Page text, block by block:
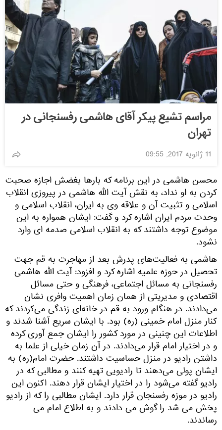
مراسم تشیع پیکر آقای هاشمی رفسنجانی در
تهران
11 ژانویه 2017, 09:55
محسن هاشمی در این برنامه که بارها بغضش اجازه صحبت
کردن به او نداد، به نقش آیت الله هاشمی در پیروزی انقلاب
اسلامی و تثبیت آن و علاقه وی به ایران، انقلاب اسلامی و
وحدت مردم ایران اشاره کرد و گفت: ایشان همواره به این
موضوع توجه داشتند که به انقلاب اسلامی صدمه ای وارد
نشود.
هاشمی به فعالیت‌های پدرش بعد از مهاجرت به قم جهت
تحصیل در حوزه علمیه اشاره کرد و افزود: آیت الله هاشمی
رفسنجانی به مسائل اجتماعی، فرهنگی و حتی مسائل
اقتصادی و مدیریتی از همان زمان اهمیت وافری نشان
می‌دادند. در هنگام ورود به قم در خانه‌ای زندگی می‌کردند که
کنار منزل امام خمینی (ره) بود. با ایشان سریع آشنا شدند و
اطلاعات این چنینی در مورد کشور را ایشان جمع آوری کرده
و در اختیار امام قرار می‌دادند. در آن زمان خیلی از علما به
داشتن رادیو در منزل حساسیت داشتند. حضرت امام(ره) به
ایشان پولی می‌دهند تا رادیویی تهیه کنند و مطالبی که در
رادیو گفته می‌شود را در اختیار ایشان قرار دهند. اکنون این
رادیو در موزه رفسنجان قرار دارد. ایشان مطالبی را که از رادیو
پخش می شد را گوش می دادند و به اطلاع امام می
رساندند.